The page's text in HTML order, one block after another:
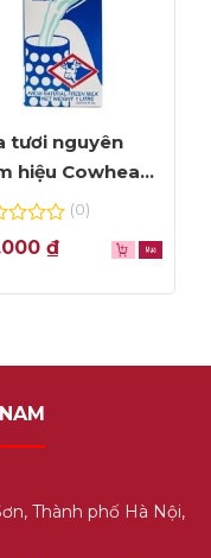
tươi nguyên
hiệu Cowhead
1L
(0)
₫
Thành phố Hà Nội,